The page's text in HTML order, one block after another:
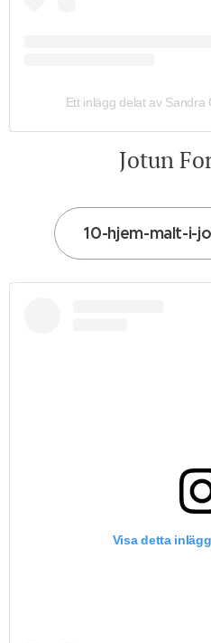
Ett inlägg delat av
Jotun
10-hjem-malt-i-
Visa detta